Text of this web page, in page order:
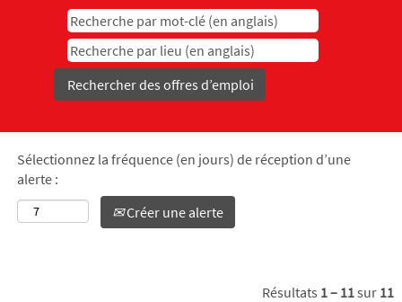
Sélectionnez la fréquence (en jours) de réception d’une
alerte :
Créer une alerte
Résultats 1 – 11sur 11